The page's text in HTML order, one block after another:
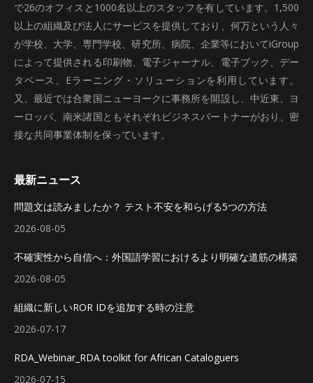
で26のオフィスと1000名以上のスタッフを有しています。1,500
以上の組織及び法人にサービスを提供しており、何万という人々
が学校、大学、専門学校、研究所、病院、企業等においてiGroup
によって提供される印刷物、電子ジャーナル、電子ブック、デー
タベース、Eラーニング・ソリューションを利用しています。
又、最近では合衆国ニューヨークに事務所を開設し、中近東、ヨ
ーロッパ、南米諸国ともそれぞれビジネスパートナーがおり、密
接な共同事業体制を保っています。
最新ニュース
問題文は読みましたか？ テスト不安を和らげる5つの方法
2026-08-05
不確実性から自信へ：外国語学習におけるより明確な道筋の構築
2026-08-05
組織に新しいROR IDを追加する時の注意
2026-07-17
RDA_Webinar_RDA toolkit for African Cataloguers
2026-07-15